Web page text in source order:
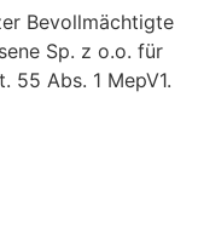
Bevollmächtigte
Sp. z o.o. für
55 Abs. 1 MepV1.